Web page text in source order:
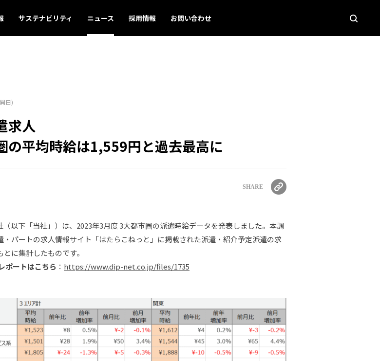
サステナビリティ ニュース 採用情報 お問い合わせ
日)
求人
の平均時給は1,559円と過去最高に
SHARE
（以下「当社」）は、2023年3月度 3大都市圏の派遣時給データを発表しました。本調
・パートの求人情報サイト「はたらこねっと」に掲載された派遣・紹介予定派遣の求
とに集計したものです。
ポートはこちら ： https://www.dip-net.co.jp/files/1735